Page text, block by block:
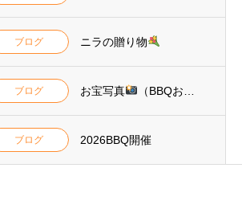
ブログ ニラの贈り物
ブログ お宝写真 （BBQおまけ）
ブログ 2026BBQ開催